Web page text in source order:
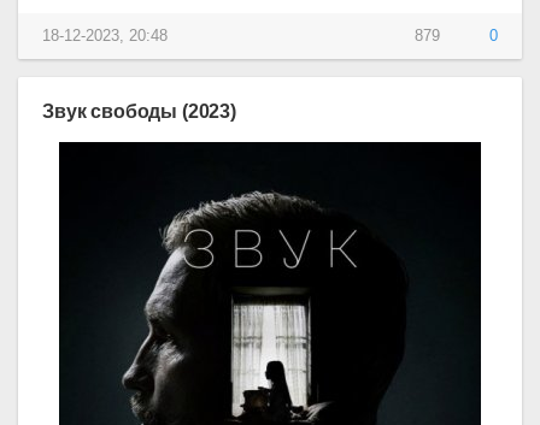
879 0
18-12-2023, 20:48
Звук свободы (2023)